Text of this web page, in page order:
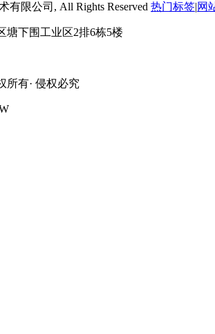
有限公司, All Rights Reserved 热门标签|网
塘下围工业区2排6栋5楼
所有· 侵权必究